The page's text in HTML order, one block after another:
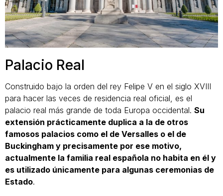
Palacio Real
Construido bajo la orden del rey Felipe V en el siglo XVIII
para hacer las veces de residencia real oficial, es el
palacio real más grande de toda Europa occidental. Su
extensión prácticamente duplica a la de otros
famosos palacios como el de Versalles o el de
Buckingham y precisamente por ese motivo,
actualmente la familia real española no habita en él y
es utilizado únicamente para algunas ceremonias de
Estado.